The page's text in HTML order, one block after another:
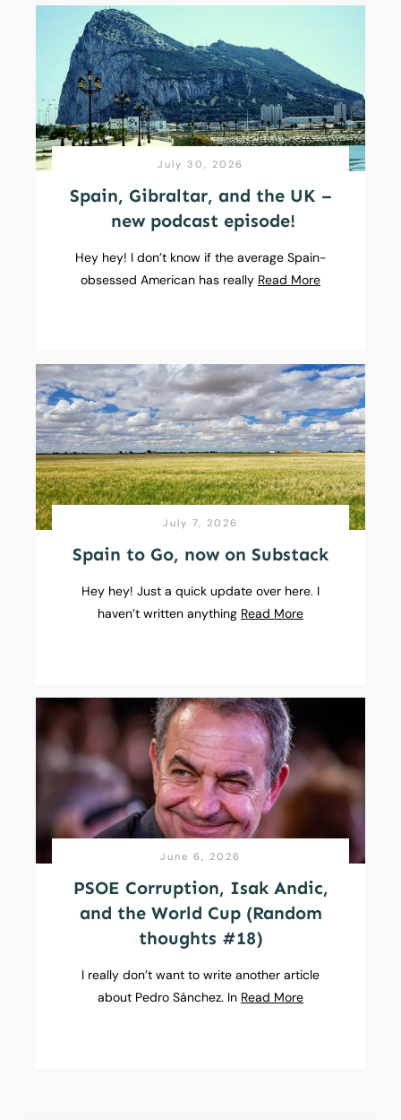
July 30, 2026
Spain, Gibraltar, and the UK –
new podcast episode!
Hey hey! I don’t know if the average Spain-
obsessed American has really Read More
July 7, 2026
Spain to Go, now on Substack
Hey hey! Just a quick update over here. I
haven’t written anything Read More
June 6, 2026
PSOE Corruption, Isak Andic,
and the World Cup (Random
thoughts #18)
I really don’t want to write another article
about Pedro Sánchez. In Read More